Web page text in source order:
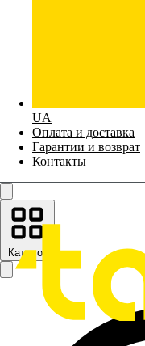
UA
Оплата и доставка
Гарантии и возврат
Контакты
Каталог